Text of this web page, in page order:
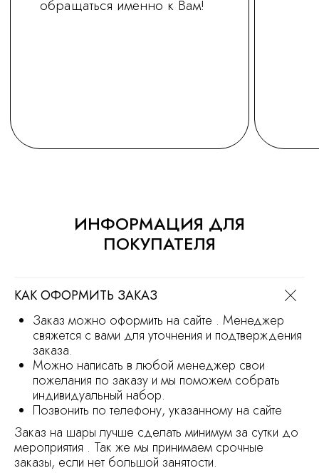
ИНФОРМАЦИЯ ДЛЯ
ПОКУПАТЕЛЯ
КАК ОФОРМИТЬ ЗАКАЗ
Заказ можно оформить на сайте . Менеджер
свяжется с вами для уточнения и подтверждения
заказа.
Можно написать в любой менеджер свои
пожелания по заказу и мы поможем собрать
индивидуальный набор.
Позвонить по телефону, указанному на сайте
Заказ на шары лучше сделать минимум за сутки до
мероприятия . Так же мы принимаем срочные
заказы, если нет большой занятости.
и не является офертой
Продвижение сайта
Разработка сайта
Режим работы магазина
с 9.30 до 21.30